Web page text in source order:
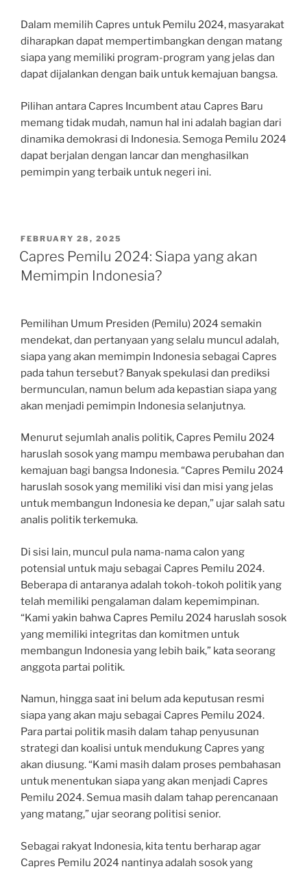
Dalam memilih Capres untuk Pemilu 2024, masyarakat
diharapkan dapat mempertimbangkan dengan matang
siapa yang memiliki program-program yang jelas dan
dapat dijalankan dengan baik untuk kemajuan bangsa.
Pilihan antara Capres Incumbent atau Capres Baru
memang tidak mudah, namun hal ini adalah bagian dari
dinamika demokrasi di Indonesia. Semoga Pemilu 2024
dapat berjalan dengan lancar dan menghasilkan
pemimpin yang terbaik untuk negeri ini.
POSTED
ON
FEBRUARY 28, 2025
Capres Pemilu 2024: Siapa yang akan
Memimpin Indonesia?
Pemilihan Umum Presiden (Pemilu) 2024 semakin
mendekat, dan pertanyaan yang selalu muncul adalah,
siapa yang akan memimpin Indonesia sebagai Capres
pada tahun tersebut? Banyak spekulasi dan prediksi
bermunculan, namun belum ada kepastian siapa yang
akan menjadi pemimpin Indonesia selanjutnya.
Menurut sejumlah analis politik, Capres Pemilu 2024
haruslah sosok yang mampu membawa perubahan dan
kemajuan bagi bangsa Indonesia. “Capres Pemilu 2024
haruslah sosok yang memiliki visi dan misi yang jelas
untuk membangun Indonesia ke depan,” ujar salah satu
analis politik terkemuka.
Di sisi lain, muncul pula nama-nama calon yang
potensial untuk maju sebagai Capres Pemilu 2024.
Beberapa di antaranya adalah tokoh-tokoh politik yang
telah memiliki pengalaman dalam kepemimpinan.
“Kami yakin bahwa Capres Pemilu 2024 haruslah sosok
yang memiliki integritas dan komitmen untuk
membangun Indonesia yang lebih baik,” kata seorang
anggota partai politik.
Namun, hingga saat ini belum ada keputusan resmi
siapa yang akan maju sebagai Capres Pemilu 2024.
Para partai politik masih dalam tahap penyusunan
strategi dan koalisi untuk mendukung Capres yang
akan diusung. “Kami masih dalam proses pembahasan
untuk menentukan siapa yang akan menjadi Capres
Pemilu 2024. Semua masih dalam tahap perencanaan
yang matang,” ujar seorang politisi senior.
Sebagai rakyat Indonesia, kita tentu berharap agar
Capres Pemilu 2024 nantinya adalah sosok yang